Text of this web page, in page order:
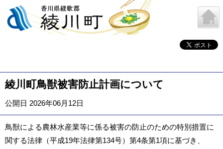
綾川町鳥獣被害防止計画について
公開日 2026年06月12日
鳥獣による農林水産業等に係る被害の防止のための特別措置に
関する法律（平成19年法律第134号）第4条第1項に基づき、